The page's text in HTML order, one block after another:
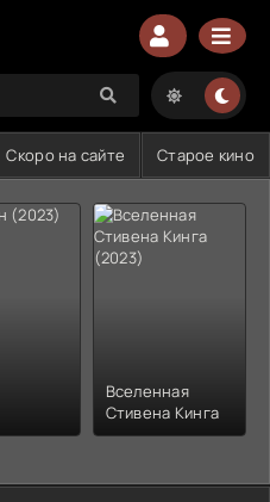
Скоро на сайте Старое кино
Вселенная
Стивена Кинга